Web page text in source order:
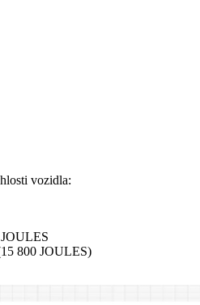
vozidla:
800 JOULES)